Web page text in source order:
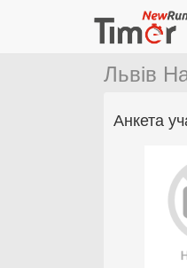
Львів
Анкета